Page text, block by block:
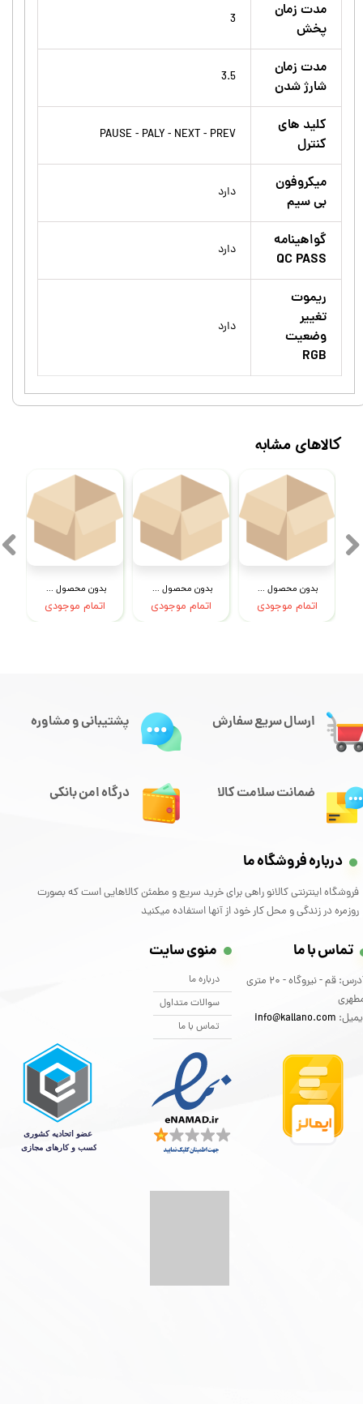
مدت زمان
پخش
3
مدت زمان
شارژ شدن
3.5
کلید های
کنترل
PAUSE - PALY - NEXT - PREV
میکروفون
بی سیم
دارد
گواهینامه
QC PASS
دارد
ریموت
تغییر
وضعیت
RGB
دارد
بدون محصول جهت نمایش
اتمام موجودی
بدون محصول جهت نمایش
اتمام موجودی
بدون محصول جهت نمایش
اتمام موجودی
کالاهای مشابه
ارسال سریع سفارش
درگاه امن بانکی
پشتیبانی و مشاوره
ضمانت سلامت کالا
درباره فروشگاه ما
فروشگاه اینترنتی کالانو راهی برای خرید سریع و مطمئن کالاهایی است که بصورت
روزمره در زندگی و محل کار خود از آنها استفاده میکنید
تماس با ما
آدرس: قم - نیروگاه - 20 متری
info@kallano.com​​​​​​​
منوی سایت
درباره ما
سوالات متداول
تماس با ما